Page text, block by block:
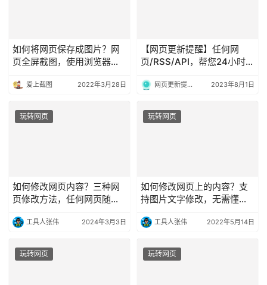
如何将网页保存成图片？网
页全屏截图，使用浏览器内
网页全屏截图
爱上截图 2022年3月28日
【网页更新提醒】任何网
页/RSS/API，帮您24小时盯
网页更新提醒-作者 2023年8月1日
玩转网页
如何修改网页内容？三种网
页修改方法，任何网页随便
工具人张伟 2024年3月3日
玩转网页
如何修改网页上的内容？支
持图片文字修改，无需懂代
工具人张伟 2022年5月14日
玩转网页 玩转网页